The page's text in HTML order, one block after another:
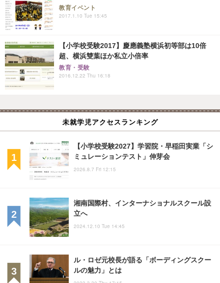
教育イベント
2017.1.10 Tue 15:45
【小学校受験2017】慶應義塾横浜初等部は10倍
超、横浜雙葉ほか私立小倍率
教育・受験
2016.12.22 Thu 16:18
未就学児アクセスランキング
【小学校受験2027】学習院・早稲田実業「シ
ミュレーションテスト」伸芽会
2026.8.7 Fri 12:15
湘南国際村、インターナショナルスクール設
立へ
2024.12.10 Tue 14:45
ル・ロゼ元校長が語る「ボーディングスクー
ルの魅力」とは